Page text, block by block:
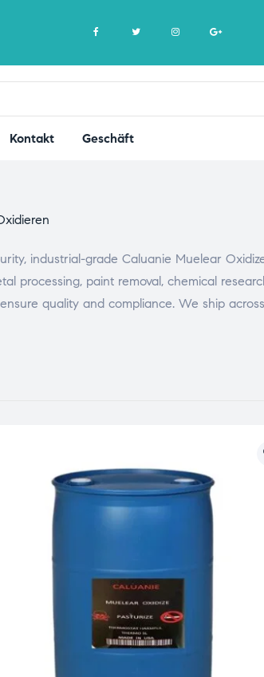
Kontakt Geschäft
industrial-grade Caluanie Muelear
processing, paint removal, chemical
quality and compliance. We ship